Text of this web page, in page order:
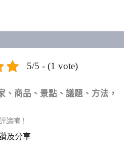
5/5 - (1 vote)
、商品、景點、議題、方法，
論唷！
及分享